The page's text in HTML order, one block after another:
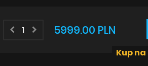
5999.00 PLN
Kup